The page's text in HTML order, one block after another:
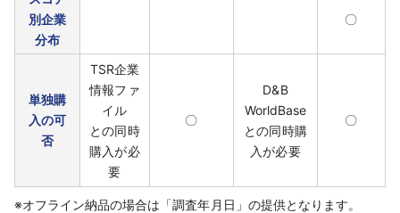
別企業
分布
〇
単独購
入の可
否
TSR企業
情報ファ
イル
との同時
購入が必
要
〇
D&B
WorldBase
との同時購
入が必要
〇
※オフライン納品の場合は「調査年月日」の提供となります。